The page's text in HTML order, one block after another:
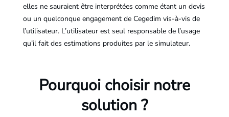
elles ne sauraient être interprétées comme étant un devis
ou un quelconque engagement de Cegedim vis-à-vis de
l’utilisateur. L’utilisateur est seul responsable de l’usage
qu’il fait des estimations produites par le simulateur.
Pourquoi choisir notre
solution ?